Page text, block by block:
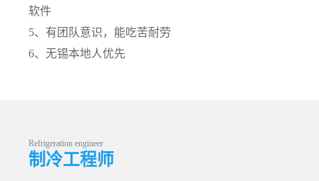
软件
5、有团队意识，能吃苦耐劳
6、无锡本地人优先
Refrigeration engineer
制冷工程师